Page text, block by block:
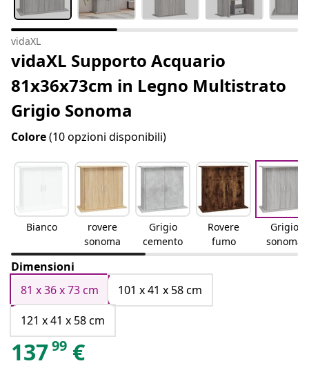
vidaXL
vidaXL Supporto Acquario
81x36x73cm in Legno Multistrato
Grigio Sonoma
Colore(10 opzioni disponibili)
Bianco
rovere
sonoma
Grigio
cemento
Rovere
fumo
Grigio
sonoma
Dimensioni
81 x 36 x 73 cm
101 x 41 x 58 cm
121 x 41 x 58 cm
13799 €